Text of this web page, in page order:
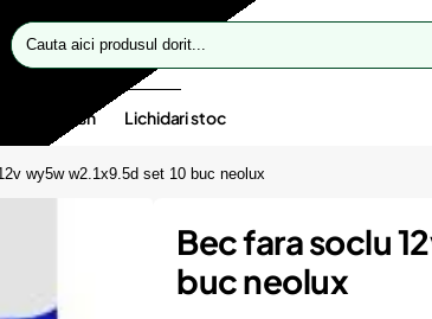
Cauta
aici
Oferte flash Lichidari stoc
wy5w w2.1x9.5d set 10 buc neolux
Bec fara soclu
buc neolux